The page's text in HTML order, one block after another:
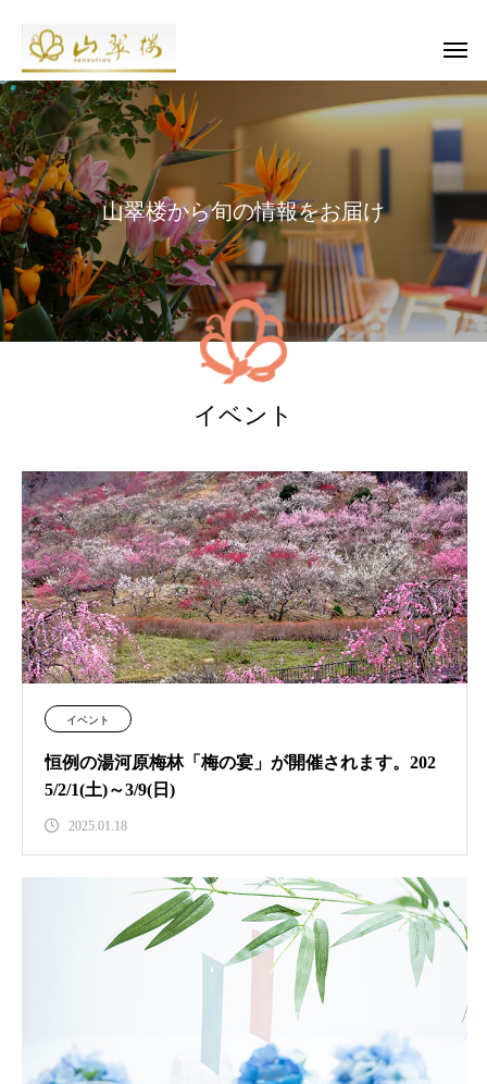
山翠楼から旬の情報をお届け
イベント
イベント
恒例の湯河原梅林「梅の宴」が開催されます。202
5/2/1(土)～3/9(日)
2025.01.18